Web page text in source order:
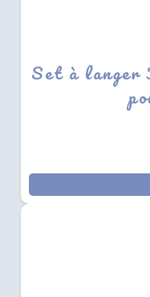
Set à langer